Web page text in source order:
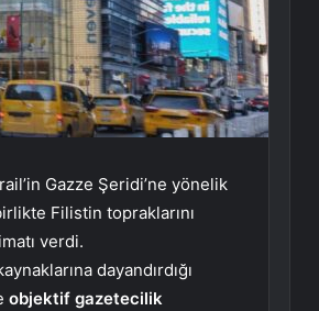
Gazze Şeridi’ne yönelik
Filistin topraklarını
verdi.
dayandırdığı
objektif gazetecilik